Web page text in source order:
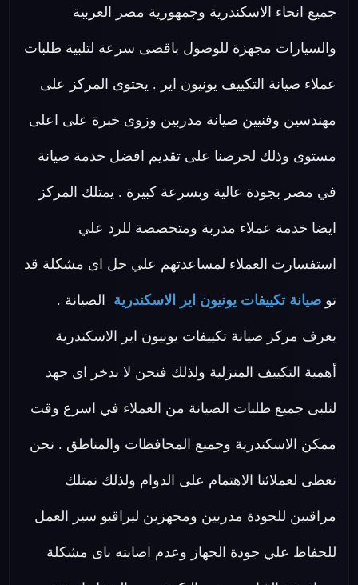
جميع انحاء الاسكندرية وجمهورية مصر العربية
والسيارات مجهزة للوصول باقصى سرعة لتلبية طلبات
عملاء صيانة التكييف يونيون اير . يحتوى المركز على
مهندسين وفنيين صيانة مدربين وزوى خبرة على اعلى
مستوى وذلك لحرصنا على تقديم افضل خدمة صيانة
في مصر بجودة عالية وبسرعة كبيرة . يمتلك المركز
ايضا خدمة عملاء مدربة ومتخصصة للرد علي
استفسارت العملاء لمساعدتهم علي حل اى مشكلة قد
تو صيانة تكييفات يونيون اير الاسكندرية الصيانة .
يعرف مركز صيانة تكييفات يونيون اير الاسكندرية
أهمية التكييف المنزلية ولذلك فنحن لا ندخر اى جهد
لنلبى جميع طلبات الصيانة من العملاء في اسرع وقت
ممكن الاسكندرية وجميع المحافظات والمناطق . نحن
نعطى لعملائنا الاهتمام على الدوام ولذلك نمتلك
مراقبين للجودة مدربين ومجهزين ليراقبو سير العمل
للحفاظ علي جودة الجهاز وعدم اصابته باى مشكلة